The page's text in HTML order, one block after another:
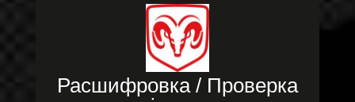
Расшифровка / Проверка